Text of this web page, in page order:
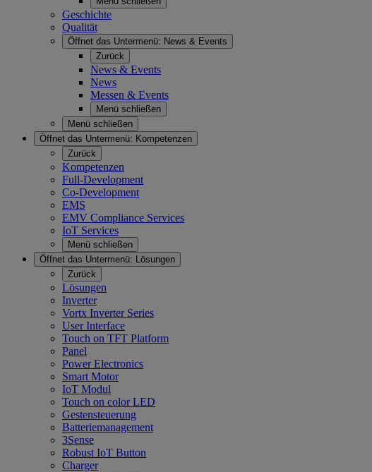
Geschichte
Qualität
Öffnet das Untermenü: News & Events
Zurück
News & Events
News
Messen & Events
Menü schließen
Menü schließen
Öffnet das Untermenü: Kompetenzen
Zurück
Kompetenzen
Full-Development
Co-Development
EMS
EMV Compliance Services
IoT Services
Menü schließen
Öffnet das Untermenü: Lösungen
Zurück
Lösungen
Inverter
Vortx Inverter Series
User Interface
Touch on TFT Platform
Panel
Power Electronics
Smart Motor
IoT Modul
Touch on color LED
Gestensteuerung
Batteriemanagement
3Sense
Robust IoT Button
Charger